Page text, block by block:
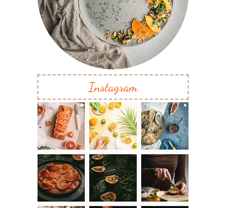
Instagram